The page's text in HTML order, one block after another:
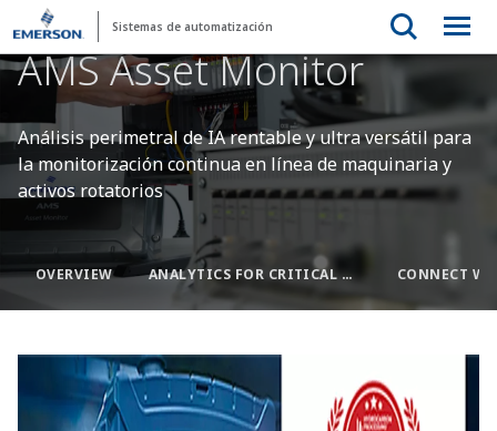
Sistemas de automatización
AMS Asset Monitor
Análisis perimetral de IA rentable y ultra versátil para
la monitorización continua en línea de maquinaria y
activos rotatorios
OVERVIEW ANALYTICS FOR CRITICAL ASSETS CONNECT